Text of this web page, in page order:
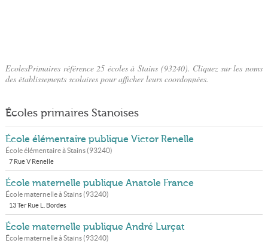
EcolesPrimaires référence 25 écoles à Stains (93240). Cliquez sur les noms
des établissements scolaires pour afficher leurs coordonnées.
Écoles primaires Stanoises
École élémentaire publique Victor Renelle
École élémentaire àStains(93240)
7 Rue V Renelle
École maternelle publique Anatole France
École maternelle àStains(93240)
13 Ter Rue L. Bordes
École maternelle publique André Lurçat
École maternelle àStains(93240)